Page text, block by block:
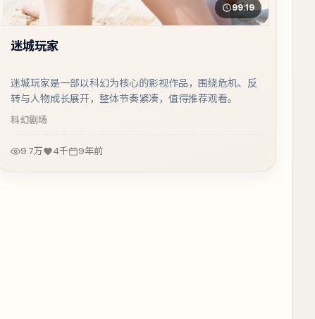
99:19
迷城玩家
迷城玩家是一部以科幻为核心的影视作品，围绕危机、反
转与人物成长展开，整体节奏紧凑，值得推荐观看。
科幻剧场
9.7万 4千 9年前